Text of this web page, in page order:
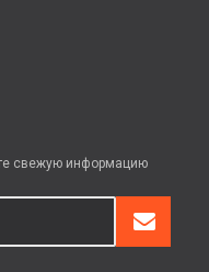
свежую информацию